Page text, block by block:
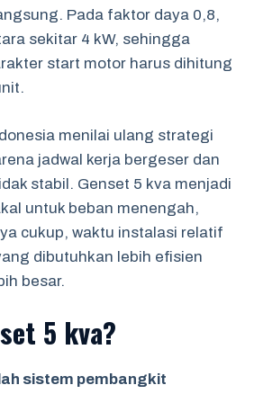
Pada faktor daya 0,8,
sekitar 4 kW, sehingga
start motor harus dihitung
menilai ulang strategi
jadwal kerja bergeser dan
stabil. Genset 5 kva menjadi
untuk beban menengah,
cukup, waktu instalasi relatif
dibutuhkan lebih efisien
besar.
5 kva?
sistem pembangkit